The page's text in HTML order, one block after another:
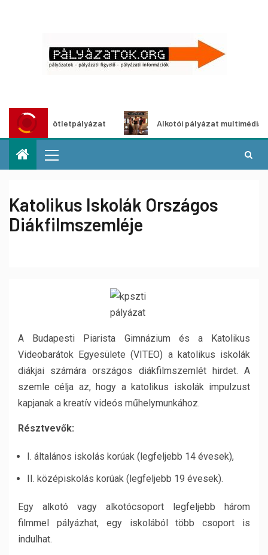
ötletpályázat Alkotói pályázat multimédia-
Katolikus Iskolák Országos
Diákfilmszemléje
A Budapesti Piarista Gimnázium és a Katolikus
Videobarátok Egyesülete (VITEO) a katolikus iskolák
diákjai számára országos diákfilmszemlét hirdet. A
szemle célja az, hogy a katolikus iskolák impulzust
kapjanak a kreatív videós műhelymunkához.
Résztvevők:
I. általános iskolás korúak (legfeljebb 14 évesek),
II. középiskolás korúak (legfeljebb 19 évesek).
Egy alkotó vagy alkotócsoport legfeljebb három
filmmel pályázhat, egy iskolából több csoport is
indulhat.